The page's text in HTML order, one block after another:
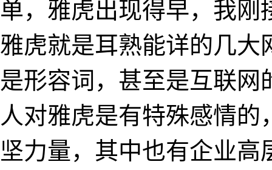
单，雅虎出现得早，我刚
雅虎就是耳熟能详的几大
是形容词，甚至是互联
人对雅虎是有特殊感情
坚力量，其中也有企业